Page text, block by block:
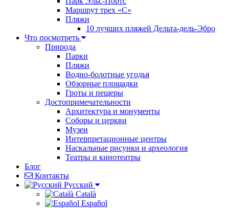
Маршрут трех «С»
Пляжи
10 лучших пляжей Дельта-дель-Эбро
Что посмотреть
Природа
Парки
Пляжи
Водно-болотные угодья
Обзорные площадки
Гроты и пещеры
Достопримечательности
Архитектура и монументы
Соборы и церкви
Музеи
Интерпретационные центры
Наскальные рисунки и археология
Театры и кинотеатры
Блог
Контакты
Pусский
Català
Español